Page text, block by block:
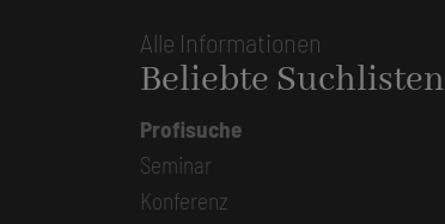
Alle Informationen
Beliebte Suchlisten
Profisuche
Seminar
Konferenz